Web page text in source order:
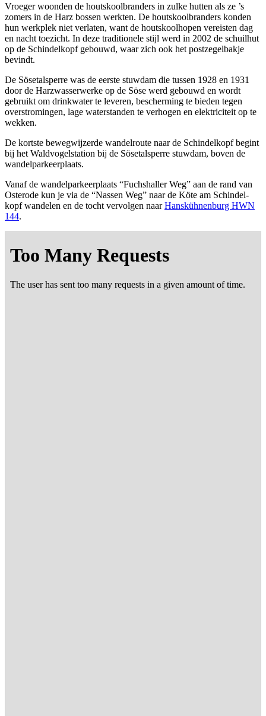
Vroe­ger woon­den de houts­kool­bran­ders in zul­ke hut­ten als ze ’s
zomers in de Harz bos­sen werk­ten. De houts­kool­bran­ders kon­den
hun werk­plek niet ver­la­ten, want de houts­kool­ho­pen ver­eis­ten dag
en nacht toe­zicht. In deze tra­di­ti­o­ne­le stijl werd in 2002 de schuil­hut
op de Schin­del­kopf gebouwd, waar zich ook het post­ze­gel­bak­je
bevindt.
De Söse­tal­sper­re was de eer­ste stuw­dam die tus­sen 1928 en 1931
door de Har­zwas­ser­wer­ke op de Söse werd gebouwd en wordt
gebruikt om drink­wa­ter te leve­ren, bescher­ming te bie­den tegen
over­stro­min­gen, lage water­stan­den te ver­ho­gen en elek­tri­ci­teit op te
wekken.
De kort­ste beweg­wij­zer­de wan­del­rou­te naar de Schin­del­kopf begint
bij het Wald­vo­gel­sta­ti­on bij de Söse­tal­sper­re stuw­dam, boven de
wandelparkeerplaats.
Van­af de wan­del­par­keer­plaats “Fuchs­hal­ler Weg” aan de rand van
Oste­ro­de kun je via de “Nas­sen Weg” naar de Köte am Schin­del­
kopf wan­de­len en de tocht ver­vol­gen naarHans­küh­nen­burg HWN
144.